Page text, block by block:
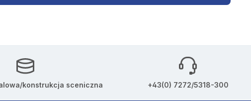
konstrukcja sceniczna +43(0) 7272/5318-300